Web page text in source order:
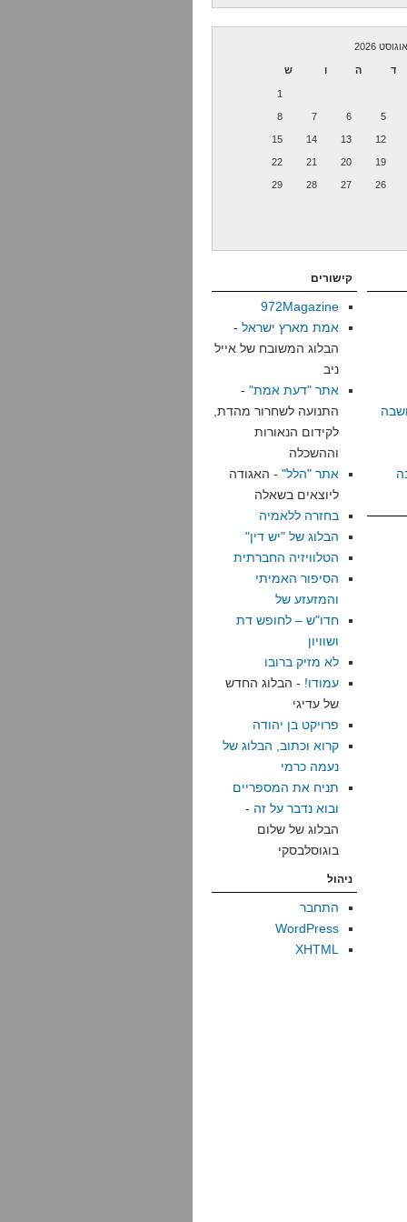
אוגוסט 2026
ד ה ו ש
1
5
6
7
8
12
13
14
15
19
20
21
22
26
27
28
29
קישורים
972Magazine
אמת מארץ ישראל -
הבלוג המשובח של אייל
ניב
אתר "דעת אמת" -
התנועה לשחרור מהדת,
לקידום הנאורות
וההשכלה
אתר "הלל" - האגודה
ליוצאים בשאלה
בחזרה ללאמיה
הבלוג של "יש דין"
הטלוויזיה החברתית
הסיפור האמיתי
והמזעזע של
חדו"ש – לחופש דת
ושוויון
לא מזיק ברובו
עמודו! - הבלוג החדש
של עדיגי
פרויקט בן יהודה
קרוא וכתוב, הבלוג של
נעמה כרמי
תניח את המספריים
ובוא נדבר על זה -
הבלוג של שלום
בוגוסלבסקי
ניהול
התחבר
WordPress
XHTML